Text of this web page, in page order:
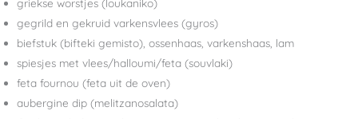
griekse worstjes (loukaniko)
gegrild en gekruid varkensvlees (gyros)
biefstuk (bifteki gemisto), ossenhaas, varkenshaas, lam
spiesjes met vlees/halloumi/feta (souvlaki)
feta fournou (feta uit de oven)
aubergine dip (melitzanosalata)